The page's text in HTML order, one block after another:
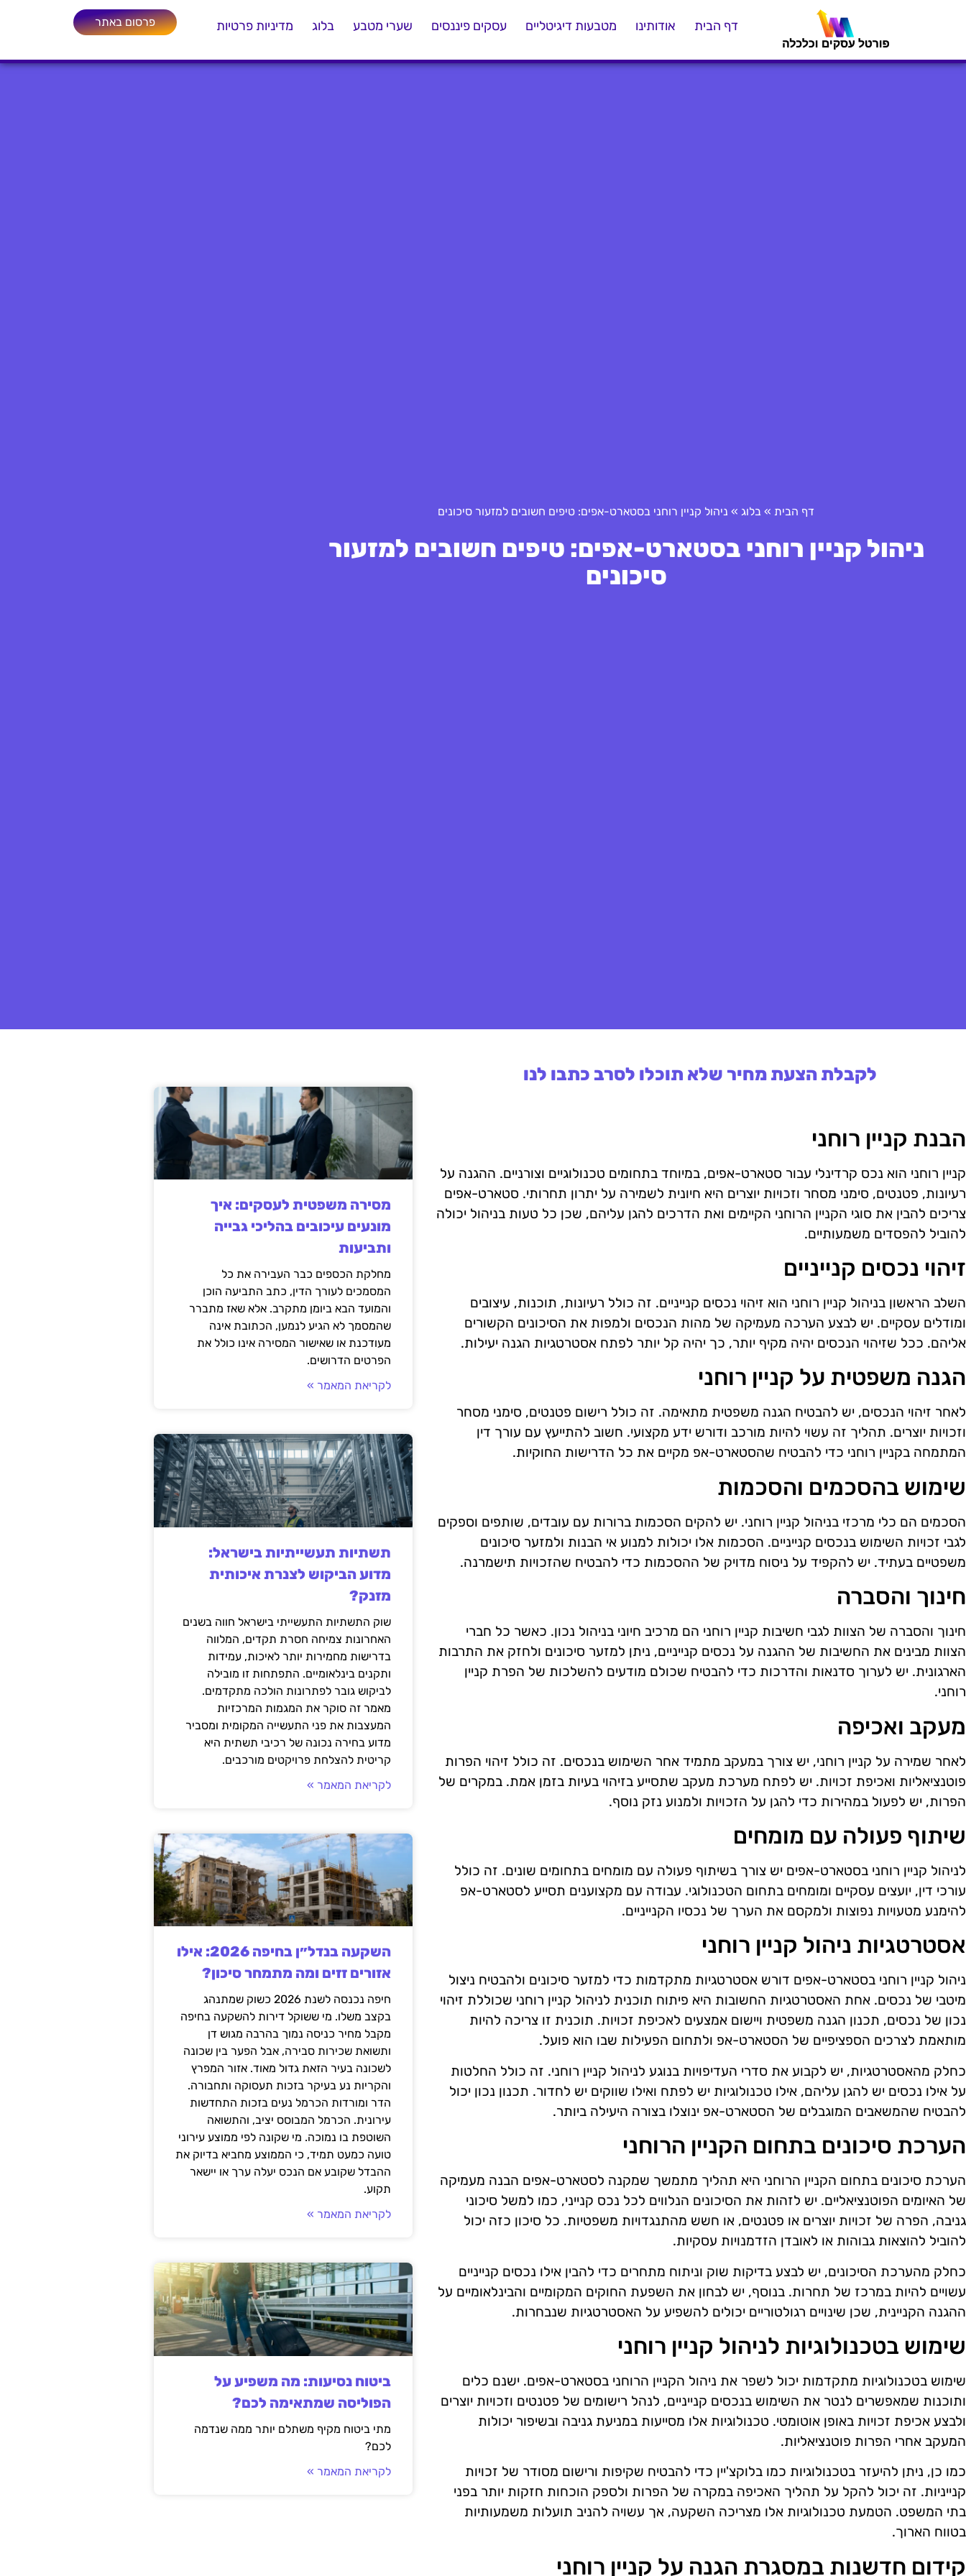
דף הבית אודותינו מטבעות דיגיטליים עסקים פיננסים שערי מטבע בלוג מדיניות פרטיות פרסום באתר
דף הבית » בלוג » ניהול קניין רוחני בסטארט-אפים: טיפים חשובים למזעור סיכונים
ניהול קניין רוחני בסטארט-אפים: טיפים חשובים למזעור
סיכונים
לקבלת הצעת מחיר שלא תוכלו לסרב כתבו לנו
הבנת קניין רוחני
קניין רוחני הוא נכס קרדינלי עבור סטארט-אפים, במיוחד בתחומים טכנולוגיים וצורניים. ההגנה על
רעיונות, פטנטים, סימני מסחר וזכויות יוצרים היא חיונית לשמירה על יתרון תחרותי. סטארט-אפים
צריכים להבין את סוגי הקניין הרוחני הקיימים ואת הדרכים להגן עליהם, שכן כל טעות בניהול יכולה
להוביל להפסדים משמעותיים.
זיהוי נכסים קנייניים
השלב הראשון בניהול קניין רוחני הוא זיהוי נכסים קנייניים. זה כולל רעיונות, תוכנות, עיצובים
ומודלים עסקיים. יש לבצע הערכה מעמיקה של מהות הנכסים ולמפות את הסיכונים הקשורים
אליהם. ככל שזיהוי הנכסים יהיה מקיף יותר, כך יהיה קל יותר לפתח אסטרטגיות הגנה יעילות.
הגנה משפטית על קניין רוחני
לאחר זיהוי הנכסים, יש להבטיח הגנה משפטית מתאימה. זה כולל רישום פטנטים, סימני מסחר
וזכויות יוצרים. תהליך זה עשוי להיות מורכב ודורש ידע מקצועי. חשוב להתייעץ עם עורך דין
המתמחה בקניין רוחני כדי להבטיח שהסטארט-אפ מקיים את כל הדרישות החוקיות.
שימוש בהסכמים והסכמות
הסכמים הם כלי מרכזי בניהול קניין רוחני. יש להקים הסכמות ברורות עם עובדים, שותפים וספקים
לגבי זכויות השימוש בנכסים קנייניים. הסכמות אלו יכולות למנוע אי הבנות ולמזער סיכונים
משפטיים בעתיד. יש להקפיד על ניסוח מדויק של ההסכמות כדי להבטיח שהזכויות תישמרנה.
חינוך והסברה
חינוך והסברה של הצוות לגבי חשיבות קניין רוחני הם מרכיב חיוני בניהול נכון. כאשר כל חברי
הצוות מבינים את החשיבות של ההגנה על נכסים קנייניים, ניתן למזער סיכונים ולחזק את התרבות
הארגונית. יש לערוך סדנאות והדרכות כדי להבטיח שכולם מודעים להשלכות של הפרת קניין
רוחני.
מעקב ואכיפה
לאחר שמירה על קניין רוחני, יש צורך במעקב מתמיד אחר השימוש בנכסים. זה כולל זיהוי הפרות
פוטנציאליות ואכיפת זכויות. יש לפתח מערכת מעקב שתסייע בזיהוי בעיות בזמן אמת. במקרים של
הפרות, יש לפעול במהירות כדי להגן על הזכויות ולמנוע נזק נוסף.
שיתוף פעולה עם מומחים
לניהול קניין רוחני בסטארט-אפים יש צורך בשיתוף פעולה עם מומחים בתחומים שונים. זה כולל
עורכי דין, יועצים עסקיים ומומחים בתחום הטכנולוגי. עבודה עם מקצוענים תסייע לסטארט-אפ
להימנע מטעויות נפוצות ולמקסם את הערך של נכסיו הקנייניים.
אסטרטגיות ניהול קניין רוחני
ניהול קניין רוחני בסטארט-אפים דורש אסטרטגיות מתקדמות כדי למזער סיכונים ולהבטיח ניצול
מיטבי של נכסים. אחת האסטרטגיות החשובות היא פיתוח תוכנית לניהול קניין רוחני שכוללת זיהוי
נכון של נכסים, תכנון הגנה משפטית ויישום אמצעים לאכיפת זכויות. תוכנית זו צריכה להיות
מותאמת לצרכים הספציפיים של הסטארט-אפ ולתחום הפעילות שבו הוא פועל.
כחלק מהאסטרטגיות, יש לקבוע את סדרי העדיפויות בנוגע לניהול קניין רוחני. זה כולל החלטות
על אילו נכסים יש להגן עליהם, אילו טכנולוגיות יש לפתח ואילו שווקים יש לחדור. תכנון נכון יכול
להבטיח שהמשאבים המוגבלים של הסטארט-אפ ינוצלו בצורה היעילה ביותר.
הערכת סיכונים בתחום הקניין הרוחני
הערכת סיכונים בתחום הקניין הרוחני היא תהליך מתמשך שמקנה לסטארט-אפים הבנה מעמיקה
של האיומים הפוטנציאליים. יש לזהות את הסיכונים הנלווים לכל נכס קנייני, כמו למשל סיכוני
גניבה, הפרה של זכויות יוצרים או פטנטים, או חשש מהתנגדויות משפטיות. כל סיכון כזה יכול
להוביל להוצאות גבוהות או לאובדן הזדמנויות עסקיות.
כחלק מהערכת הסיכונים, יש לבצע בדיקות שוק וניתוח מתחרים כדי להבין אילו נכסים קנייניים
עשויים להיות במרכז של תחרות. בנוסף, יש לבחון את השפעת החוקים המקומיים והבינלאומיים על
ההגנה הקניינית, שכן שינויים רגולטוריים יכולים להשפיע על האסטרטגיות שנבחרות.
שימוש בטכנולוגיות לניהול קניין רוחני
שימוש בטכנולוגיות מתקדמות יכול לשפר את ניהול הקניין הרוחני בסטארט-אפים. ישנם כלים
ותוכנות שמאפשרים לנטר את השימוש בנכסים קנייניים, לנהל רישומים של פטנטים וזכויות יוצרים
ולבצע אכיפת זכויות באופן אוטומטי. טכנולוגיות אלו מסייעות במניעת גניבה ובשיפור יכולות
המעקב אחרי הפרות פוטנציאליות.
כמו כן, ניתן להיעזר בטכנולוגיות כמו בלוקצ'יין כדי להבטיח שקיפות ורישום מסודר של זכויות
קנייניות. זה יכול להקל על תהליך האכיפה במקרה של הפרות ולספק הוכחות חזקות יותר בפני
בתי המשפט. הטמעת טכנולוגיות אלו מצריכה השקעה, אך עשויה להניב תועלות משמעותיות
בטווח הארוך.
קידום חדשנות במסגרת הגנה על קניין רוחני
מסירה משפטית לעסקים: איך
מונעים עיכובים בהליכי גבייה
ותביעות
מחלקת הכספים כבר העבירה את כל
המסמכים לעורך הדין, כתב התביעה הוכן
והמועד הבא ביומן מתקרב. אלא שאז מתברר
שהמסמך לא הגיע לנמען, הכתובת אינה
מעודכנת או שאישור המסירה אינו כולל את
הפרטים הדרושים.
לקריאת המאמר »
תשתיות תעשייתיות בישראל:
מדוע הביקוש לצנרת איכותית
מזנק?
שוק התשתיות התעשייתי בישראל חווה בשנים
האחרונות צמיחה חסרת תקדים, המלווה
בדרישות מחמירות יותר לאיכות, עמידות
ותקנים בינלאומיים. התפתחות זו מובילה
לביקוש גובר לפתרונות הולכה מתקדמים.
מאמר זה סוקר את המגמות המרכזיות
המעצבות את פני התעשייה המקומית ומסביר
מדוע בחירה נכונה של רכיבי תשתית היא
קריטית להצלחת פרויקטים מורכבים.
לקריאת המאמר »
השקעה בנדל״ן בחיפה 2026: אילו
אזורים זזים ומה מתמחר סיכון?
חיפה נכנסה לשנת 2026 כשוק שמתנהג
בקצב משלו. מי ששוקל דירות להשקעה בחיפה
מקבל מחיר כניסה נמוך בהרבה מגוש דן
ותשואת שכירות סבירה, אבל הפער בין שכונה
לשכונה בעיר הזאת גדול מאוד. אזור המפרץ
והקריות נע בעיקר בזכות תעסוקה ותחבורה.
הדר ומורדות הכרמל נעים בזכות התחדשות
עירונית. הכרמל המבוסס יציב, והתשואה
השוטפת בו נמוכה. מי שקונה לפי ממוצע עירוני
טועה כמעט תמיד, כי הממוצע מחביא בדיוק את
ההבדל שקובע אם הנכס יעלה ערך או יישאר
תקוע.
לקריאת המאמר »
ביטוח נסיעות: מה משפיע על
הפוליסה שמתאימה לכם?
מתי ביטוח מקיף משתלם יותר ממה שנדמה
לכם?
לקריאת המאמר »